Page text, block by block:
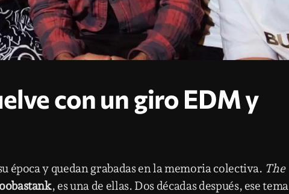
con un giro EDM y
época y quedan grabadas en la memoria colectiva. The
, es una de ellas. Dos décadas después, ese tema